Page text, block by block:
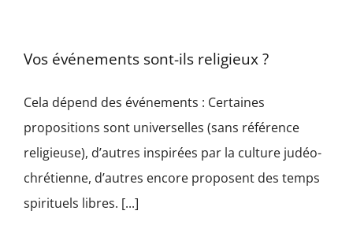
Vos événements sont-ils religieux ?
Cela dépend des événements : Certaines
propositions sont universelles (sans référence
religieuse), d’autres inspirées par la culture judéo-
chrétienne, d’autres encore proposent des temps
spirituels libres. [...]